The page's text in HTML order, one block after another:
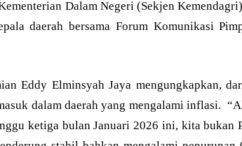
Dalam Negeri (Sekjen
daerah bersama Forum Komunikasi
Eddy Elminsyah Jaya mengungkapkan,
dalam daerah yang mengalami inflasi.
ketiga bulan Januari 2026 ini, kita bukan